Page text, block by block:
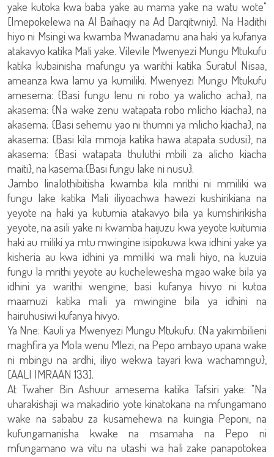
yake kutoka kwa baba yake au mama yake na watu wote"
[Imepokelewa na Al Baihaqiy na Ad Darqitwniy]. Na Hadithi
hiyo ni Msingi wa kwamba Mwanadamu ana haki ya kufanya
atakavyo katika Mali yake. Vilevile Mwenyezi Mungu Mtukufu
katika kubainisha mafungu ya warithi katika Suratul Nisaa,
ameanza kwa lamu ya kumiliki. Mwenyezi Mungu Mtukufu
amesema: {Basi fungu lenu ni robo ya walicho acha}, na
akasema: {Na wake zenu watapata robo mlicho kiacha}, na
akasema: {Basi sehemu yao ni thumni ya mlicho kiacha}, na
akasema: {Basi kila mmoja katika hawa atapata sudusi}, na
akasema: {Basi watapata thuluthi mbili za alicho kiacha
maiti}, na kasema:{Basi fungu lake ni nusu}.
Jambo linalothibitisha kwamba kila mrithi ni mmiliki wa
fungu lake katika Mali iliyoachwa hawezi kushirikiana na
yeyote na haki ya kutumia atakavyo bila ya kumshirikisha
yeyote, na asili yake ni kwamba haijuzu kwa yeyote kuitumia
haki au miliki ya mtu mwingine isipokuwa kwa idhini yake ya
kisheria au kwa idhini ya mmiliki wa mali hiyo, na kuzuia
fungu la mrithi yeyote au kuchelewesha mgao wake bila ya
idhini ya warithi wengine, basi kufanya hivyo ni kutoa
maamuzi katika mali ya mwingine bila ya idhini na
hairuhusiwi kufanya hivyo.
Ya Nne: Kauli ya Mwenyezi Mungu Mtukufu: {Na yakimbilieni
maghfira ya Mola wenu Mlezi, na Pepo ambayo upana wake
ni mbingu na ardhi, iliyo wekwa tayari kwa wachamngu},
[AALI IMRAAN 133].
At Twaher Bin Ashuur amesema katika Tafsiri yake: "Na
uharakishaji wa makadirio yote kinatokana na mfungamano
wake na sababu za kusamehewa na kuingia Peponi, na
kufungamanisha kwake na msamaha na Pepo ni
mfungamano wa vitu na utashi wa hali zake panapotokea